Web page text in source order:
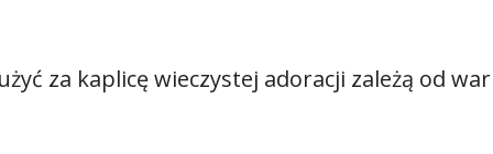
za kaplicę wieczystej adoracji zależą od